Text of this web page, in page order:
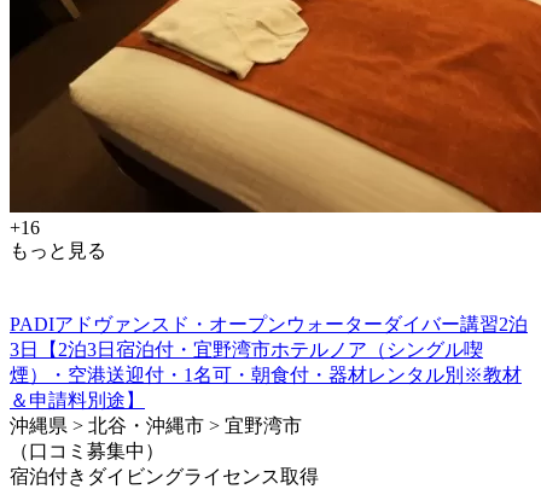
+16
もっと見る
PADIアドヴァンスド・オープンウォーターダイバー講習2泊
3日【2泊3日宿泊付・宜野湾市ホテルノア（シングル喫
煙）・空港送迎付・1名可・朝食付・器材レンタル別※教材
＆申請料別途】
沖縄県 > 北谷・沖縄市 > 宜野湾市
（口コミ募集中）
宿泊付きダイビングライセンス取得